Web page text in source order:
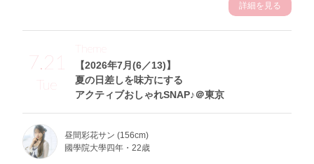
詳細を見る
7.21
Tue
【2026年7月(6／13)】
夏の日差しを味方にする
アクティブおしゃれSNAP♪＠東京
Theme
昼間彩花サン (156cm)
國學院大學四年・22歳